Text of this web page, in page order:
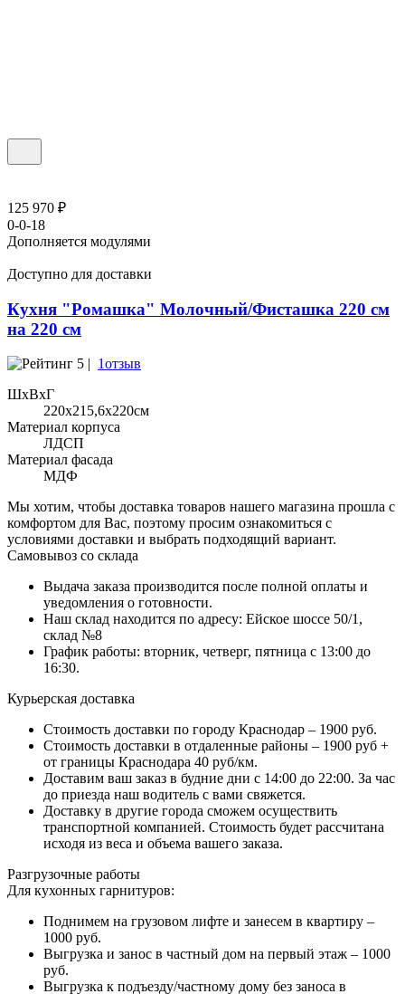
125 970 ₽
0-0-18
Дополняется модулями
Доступно для доставки
Кухня "Ромашка" Молочный/Фисташка 220 см
на 220 см
5 | 1отзыв
ШхВхГ
220x215,6х220см
Материал корпуса
ЛДСП
Материал фасада
МДФ
Мы хотим, чтобы доставка товаров нашего магазина прошла с
комфортом для Вас, поэтому просим ознакомиться с
условиями доставки и выбрать подходящий вариант.
Самовывоз со склада
Выдача заказа производится после полной оплаты и
уведомления о готовности.
Наш склад находится по адресу: Ейское шоссе 50/1,
склад №8
График работы: вторник, четверг, пятница с 13:00 до
16:30.
Курьерская доставка
Стоимость доставки по городу Краснодар – 1900 руб.
Стоимость доставки в отдаленные районы – 1900 руб +
от границы Краснодара 40 руб/км.
Доставим ваш заказ в будние дни с 14:00 до 22:00. За час
до приезда наш водитель с вами свяжется.
Доставку в другие города сможем осуществить
транспортной компанией. Стоимость будет рассчитана
исходя из веса и объема вашего заказа.
Разгрузочные работы
Для кухонных гарнитуров:
Поднимем на грузовом лифте и занесем в квартиру –
1000 руб.
Выгрузка и занос в частный дом на первый этаж – 1000
руб.
Выгрузка к подъезду/частному дому без заноса в